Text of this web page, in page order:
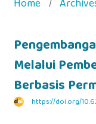
Home /
Melalui
Berbasis
https://doi.org/